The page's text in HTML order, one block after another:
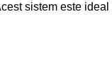
sistem este ideal